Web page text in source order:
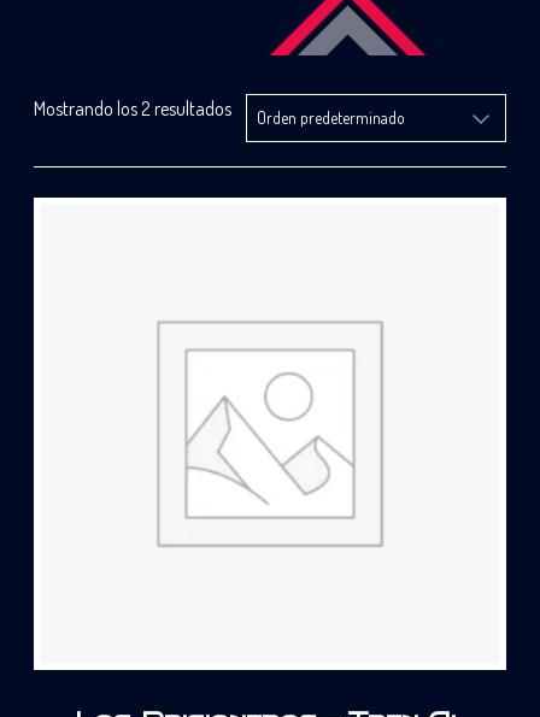
Mostrando los 2 resultados